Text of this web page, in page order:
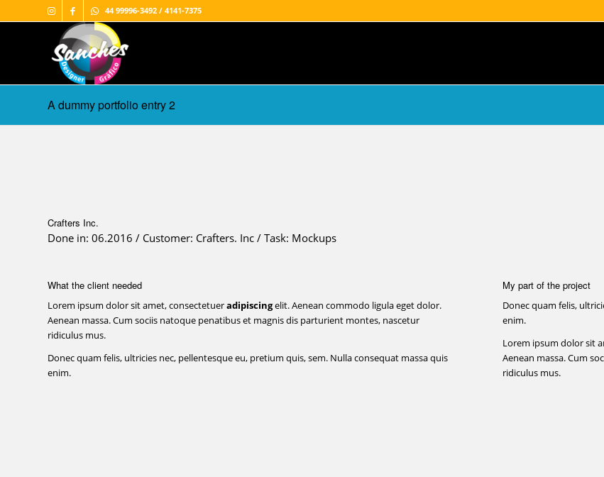
44 99996-3492 / 4141-7375
A dummy portfolio entry 2
Crafters Inc.
Done in: 06.2016 / Customer: Crafters. Inc / Task: Mockups
What the client needed
Lorem ipsum dolor sit amet, consectetueradipiscingelit. Aenean commodo ligula eget dolor.
Aenean massa. Cum sociis natoque penatibus et magnis dis parturient montes, nascetur
ridiculus mus.
Donec quam felis, ultricies nec, pellentesque eu, pretium quis, sem. Nulla consequat massa quis
enim.
My part of the project
Donec quam felis,
enim.
Lorem ipsum dolor sit
Aenean massa. Cum
ridiculus mus.